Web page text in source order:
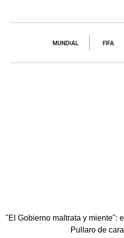
MUNDIAL FIFA